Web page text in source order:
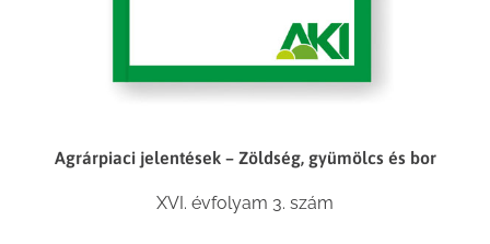
Agrárpiaci jelentések – Zöldség, gyümölcs és bor
XVI. évfolyam 3. szám